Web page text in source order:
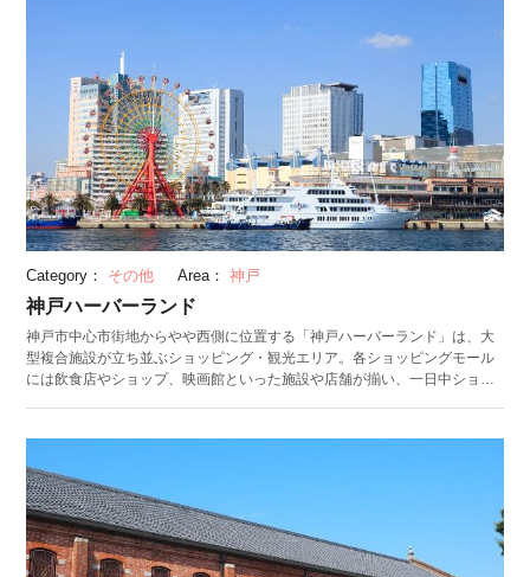
とのおトクな共通券の販売もありますよ。
Category： その他 Area： 神戸
神戸ハーバーランド
神戸市中心市街地からやや西側に位置する「神戸ハーバーランド」は、大
型複合施設が立ち並ぶショッピング・観光エリア。各ショッピングモール
には飲食店やショップ、映画館といった施設や店舗が揃い、一日中ショッ
複合施設からなります。ショッピングに疲れたら、大阪湾岸に立つ「モザ
イク大観覧車」に乗り神戸市の景色を堪能するもよし、「高浜岸壁」で心
地よい海風を感じながら散策するもよし。夜になると、メインストリート
である「神戸ガス燈通り」と「ハーバーロード」のケヤキ並木にLEDが点
灯。10万球の電球で彩られる幻想的な通りは、デートスポットとしてもぴ
ったりです。